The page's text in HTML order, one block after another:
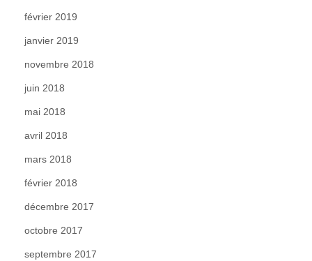
février 2019
janvier 2019
novembre 2018
juin 2018
mai 2018
avril 2018
mars 2018
février 2018
décembre 2017
octobre 2017
septembre 2017